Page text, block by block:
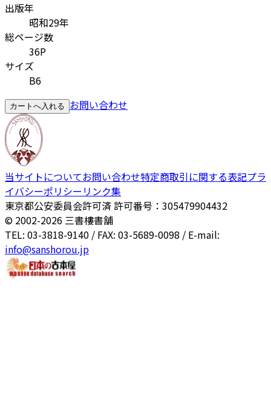
出版年
昭和29年
総ページ数
36P
サイズ
B6
カートへ入れる お問い合わせ
当サイトについてお問い合わせ特定商取引に関する表記プラ
イバシーポリシー リンク集
東京都公安委員会許可済 許可番号：305479904432
© 2002-2026 三書樓書舗
TEL: 03-3818-9140 / FAX: 03-5689-0098 / E-mail:
info@sanshorou.jp